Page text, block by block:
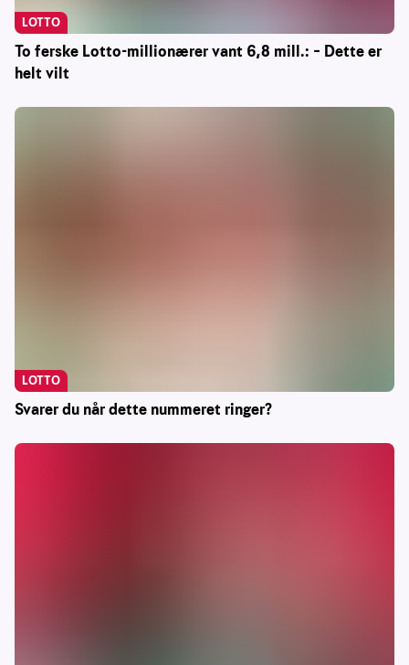
To ferske Lotto-millionærer vant 6,8 mill.: – Dette er
helt vilt
LOTTO
Svarer du når dette nummeret ringer?
LOTTO